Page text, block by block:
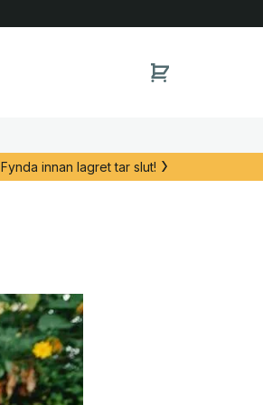
Fynda innan lagret tar slut!